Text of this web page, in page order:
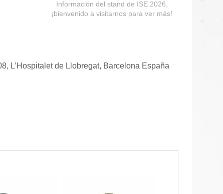
Auriculares de comunicación
Información del stand de ISE 2026,
¡bienvenido a visitarnos para ver más!
L’Hospitalet de Llobregat, Barcelona España